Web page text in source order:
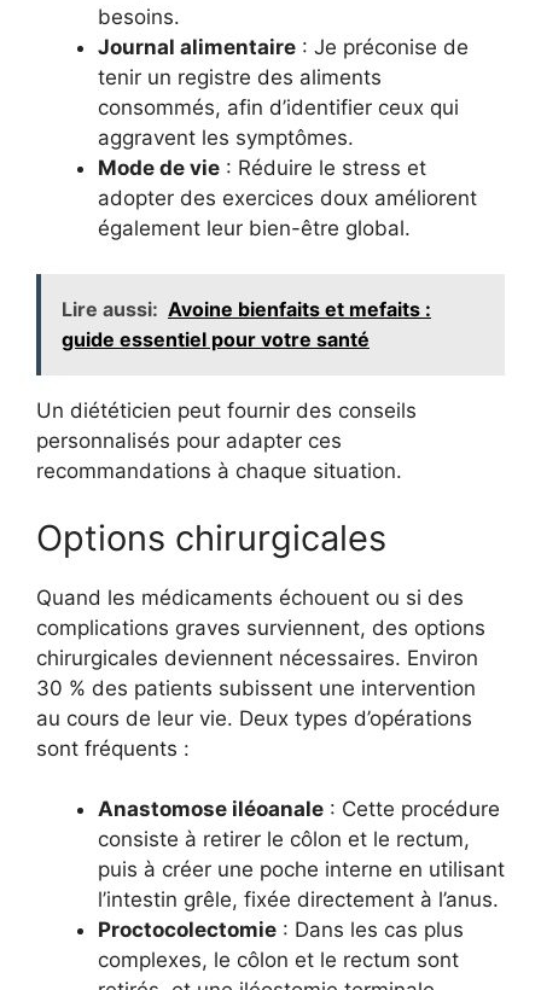
besoins.
Journal alimentaire : Je préconise de
tenir un registre des aliments
consommés, afin d’identifier ceux qui
aggravent les symptômes.
Mode de vie : Réduire le stress et
adopter des exercices doux améliorent
également leur bien-être global.
Lire aussi: Avoine bienfaits et mefaits :
guide essentiel pour votre santé
Un diététicien peut fournir des conseils
personnalisés pour adapter ces
recommandations à chaque situation.
Options chirurgicales
Quand les médicaments échouent ou si des
complications graves surviennent, des options
chirurgicales deviennent nécessaires. Environ
30 % des patients subissent une intervention
au cours de leur vie. Deux types d’opérations
sont fréquents :
Anastomose iléoanale : Cette procédure
consiste à retirer le côlon et le rectum,
puis à créer une poche interne en utilisant
l’intestin grêle, fixée directement à l’anus.
Proctocolectomie : Dans les cas plus
complexes, le côlon et le rectum sont